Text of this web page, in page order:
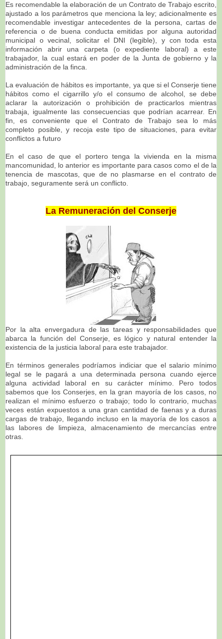
Es recomendable la elaboración de un Contrato de Trabajo escrito,
ajustado a los parámetros que menciona la ley; adicionalmente es
recomendable investigar antecedentes de la persona, cartas de
referencia o de buena conducta emitidas por alguna autoridad
municipal o vecinal, solicitar el DNI (legible), y con toda esta
información abrir una carpeta (o expediente laboral) a este
trabajador, la cual estará en poder de la Junta de gobierno y la
administración de la finca.
La evaluación de hábitos es importante, ya que si el Conserje tiene
hábitos como el cigarrillo y/o el consumo de alcohol, se debe
aclarar la autorización o prohibición de practicarlos mientras
trabaja, igualmente las consecuencias que podrían acarrear. En
fin, es conveniente que el Contrato de Trabajo sea lo más
completo posible, y recoja este tipo de situaciones, para evitar
conflictos a futuro
En el caso de que el portero tenga la vivienda en la misma
mancomunidad, lo anterior es importante para casos como el de la
tenencia de mascotas, que de no plasmarse en el contrato de
trabajo, seguramente será un conflicto.
La Remuneración del Conserje
Por la alta envergadura de las tareas y responsabilidades que
abarca la función del Conserje, es lógico y natural entender la
existencia de la justicia laboral para este trabajador.
En términos generales podríamos indiciar que el salario mínimo
legal se le pagará a una determinada persona cuando ejerce
alguna actividad laboral en su carácter mínimo. Pero todos
sabemos que los Conserjes, en la gran mayoría de los casos, no
realizan el mínimo esfuerzo o trabajo; todo lo contrario, muchas
veces están expuestos a una gran cantidad de faenas y a duras
cargas de trabajo, llegando incluso en la mayoría de los casos a
las labores de limpieza, almacenamiento de mercancías entre
otras.